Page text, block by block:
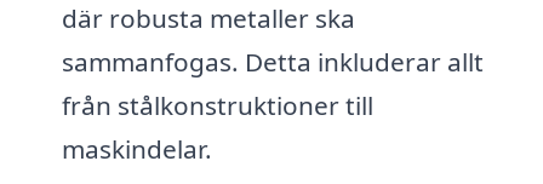
där robusta metaller ska
sammanfogas. Detta inkluderar allt
från stålkonstruktioner till
maskindelar.